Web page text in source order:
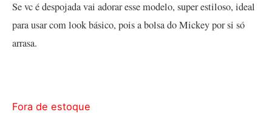
Se vc é despojada vai adorar esse modelo, super estiloso, ideal
para usar com look básico, pois a bolsa do Mickey por si só
arrasa.
Fora de estoque